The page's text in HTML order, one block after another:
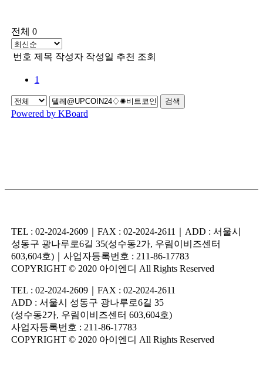
전체 0
번호 제목 작성자 작성일 추천 조회
1
검색
Powered by KBoard
TEL : 02-2024-2609｜FAX : 02-2024-2611｜ADD : 서울시
성동구 광나루로6길 35(성수동2가, 우림이비즈센터
603,604호)｜사업자등록번호 : 211-86-17783
COPYRIGHT © 2020 아이엔디 All Rights Reserved
TEL : 02-2024-2609｜FAX : 02-2024-2611
ADD : 서울시 성동구 광나루로6길 35
(성수동2가, 우림이비즈센터 603,604호)
사업자등록번호 : 211-86-17783
COPYRIGHT © 2020 아이엔디 All Rights Reserved